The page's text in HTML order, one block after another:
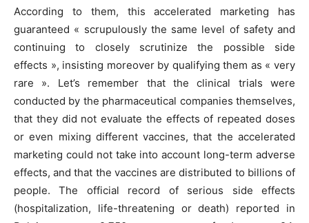
According to them, this accelerated marketing has
guaranteed « scrupulously the same level of safety and
continuing to closely scrutinize the possible side
effects », insisting moreover by qualifying them as « very
rare ». Let’s remember that the clinical trials were
conducted by the pharmaceutical companies themselves,
that they did not evaluate the effects of repeated doses
or even mixing different vaccines, that the accelerated
marketing could not take into account long-term adverse
effects, and that the vaccines are distributed to billions of
people. The official record of serious side effects
(hospitalization, life-threatening or death) reported in